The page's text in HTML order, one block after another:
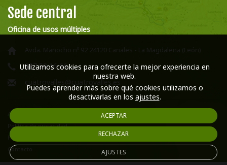
Sede central
Oficina de usos múltiples
Avda. Manocho nº 92 24120 Canales - La Magdalena (León)
987 58 16 66
cuatrovalles@cuatrovalles.es
Aviso legal
Política de privacidad
Política de cookies
Contacto
Utilizamos cookies para ofrecerte la mejor experiencia en
nuestra web.
Puedes aprender más sobre qué cookies utilizamos o
desactivarlas en los ajustes.
ACEPTAR
RECHAZAR
AJUSTES